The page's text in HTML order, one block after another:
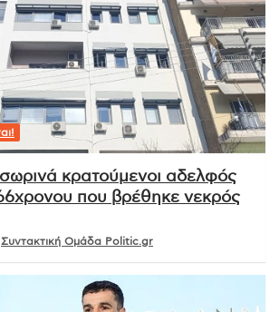
κρατούμενοι αδελφός
που βρέθηκε νεκρός
Συντακτική Ομάδα Politic.gr